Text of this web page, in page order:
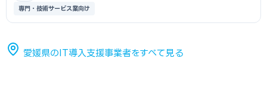
専門・技術サービス業向け
愛媛県のIT導入支援事業者をすべて見る